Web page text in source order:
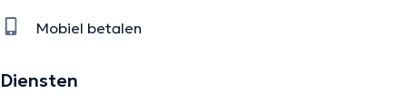
Mobiel betalen
Diensten